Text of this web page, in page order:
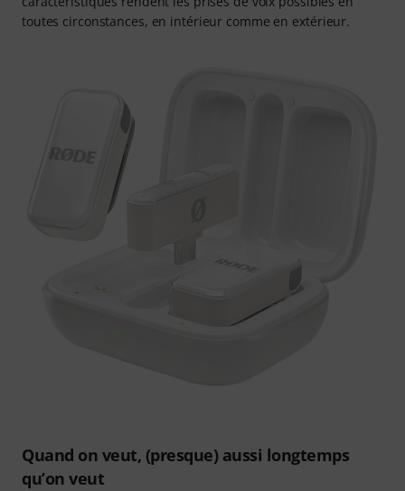
toutes circonstances, en intérieur comme en extérieur.
Quand on veut, (presque) aussi longtemps
qu’on veut